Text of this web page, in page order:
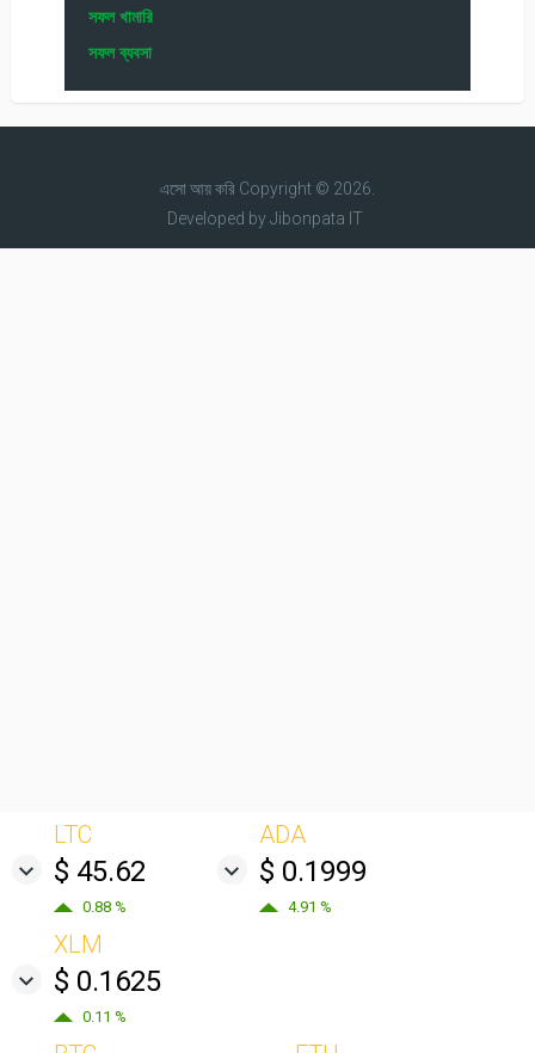
সফল খামারি
সফল ব্যবসা
এসো আয় করিCopyright © 2026.
Developed byJibonpata IT
LTC
$ 45.62
0.88 %
ADA
$ 0.1999
4.91 %
XLM
$ 0.1625
0.11 %